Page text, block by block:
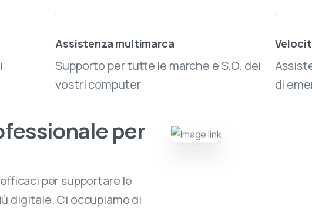
Assistenza multimarca
Supporto per tutte le marche e S.O. dei
vostri computer
di
per
per supportare le
digitale. Ci occupiamo di